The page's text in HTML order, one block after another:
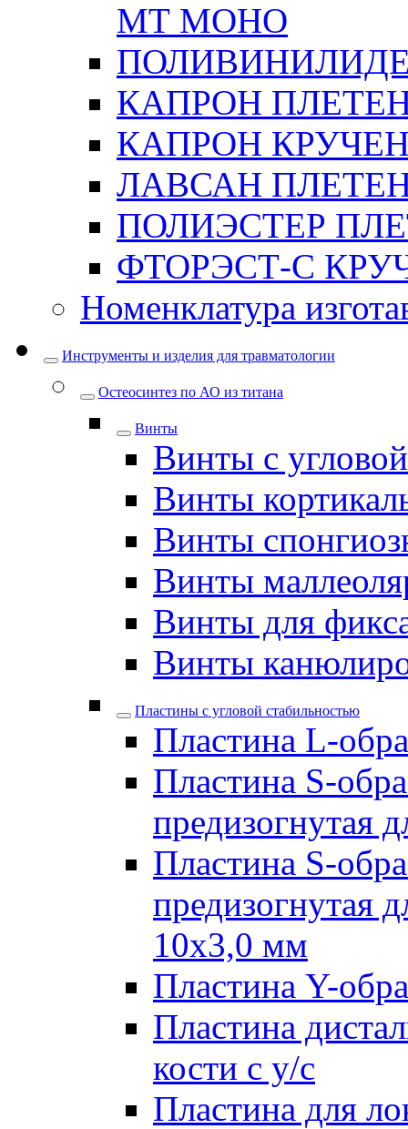
МТ МОНО
КАПРОН
КАПРОН
ЛАВСАН
ПОЛИЭСТЕР
ФТОРЭСТ-С
Номенклатура
Инструменты и изделия для травматологии
Остеосинтез по АО из титана
Винты
Винты с
Винты
Винты
Винты
Винты для
Винты
Пластины с угловой стабильностью
Пластина L-
Пластина S-
предизогнутая
Пластина S-
предизогнутая
10х3,0 мм
Пластина Y-
Пластина
кости с у/с
Пластина для